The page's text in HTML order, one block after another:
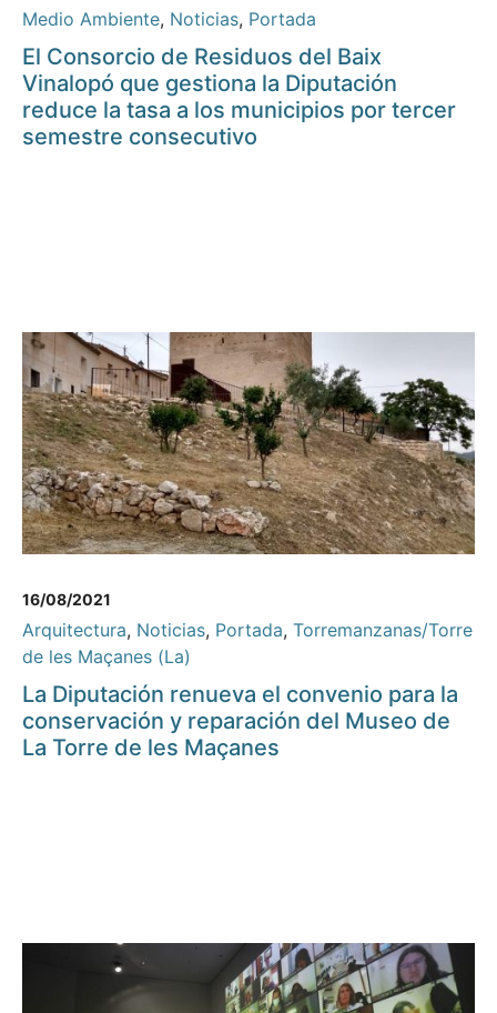
Medio Ambiente, Noticias, Portada
El Consorcio de Residuos del Baix
Vinalopó que gestiona la Diputación
reduce la tasa a los municipios por tercer
semestre consecutivo
16/08/2021
Arquitectura, Noticias, Portada, Torremanzanas/Torre
de les Maçanes (La)
La Diputación renueva el convenio para la
conservación y reparación del Museo de
La Torre de les Maçanes